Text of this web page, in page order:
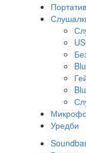
Уредби